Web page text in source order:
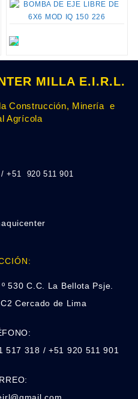
MILLA E.I.R.L.
Construcción, Minería e
Agrícola
+51 920 511 901
530 C.C. La Bellota Psje.
Cercado de Lima
318 / +51 920 511 901